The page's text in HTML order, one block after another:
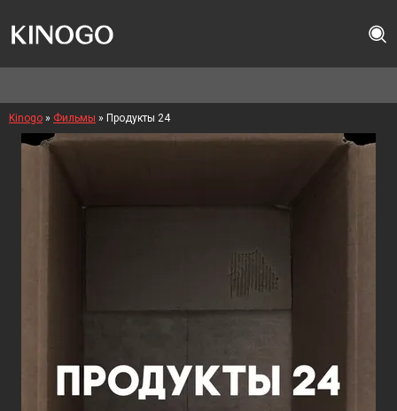
Kinogo » Фильмы » Продукты 24